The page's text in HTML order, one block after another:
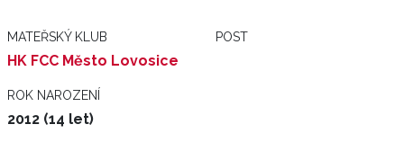
MATEŘSKÝ KLUB
HK FCC Město Lovosice
POST
ROK NAROZENÍ
2012 (14 let)